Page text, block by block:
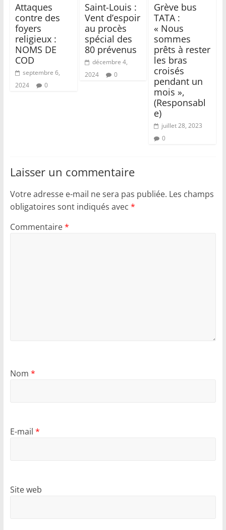
Attaques
contre des
foyers
religieux :
NOMS DE
COD
septembre 6,
2024
0
Saint-Louis :
Vent d’espoir
au procès
spécial des
80 prévenus
décembre 4,
2024
0
Grève bus
TATA :
« Nous
sommes
prêts à rester
les bras
croisés
pendant un
mois »,
(Responsabl
e)
juillet 28, 2023
0
Laisser un commentaire
Votre adresse e-mail ne sera pas publiée. Les champs
obligatoires sont indiqués avec *
Commentaire*
Nom *
E-mail *
Site web